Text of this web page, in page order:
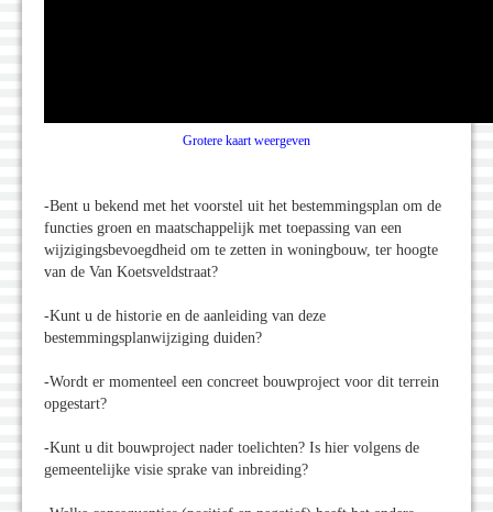
Grotere kaart weergeven
-Bent u bekend met het voorstel uit het bestemmingsplan om de
functies groen en maatschappelijk met toepassing van een
wijzigingsbevoegdheid om te zetten in woningbouw, ter hoogte
van de Van Koetsveldstraat?
-Kunt u de historie en de aanleiding van deze
bestemmingsplanwijziging duiden?
-Wordt er momenteel een concreet bouwproject voor dit terrein
opgestart?
-Kunt u dit bouwproject nader toelichten? Is hier volgens de
gemeentelijke visie sprake van inbreiding?